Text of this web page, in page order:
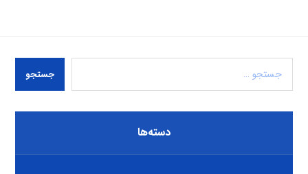
جستجو
دسته‌ها